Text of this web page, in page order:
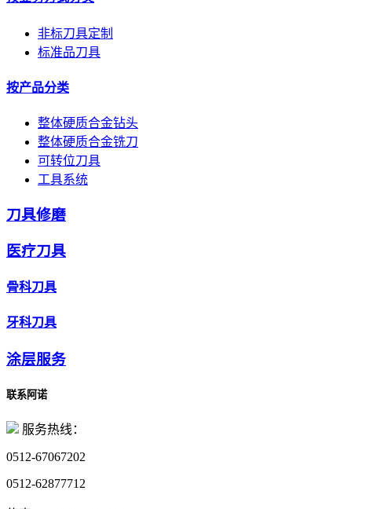
非标刀具定制
标准品刀具
按产品分类
整体硬质合金钻头
整体硬质合金铣刀
可转位刀具
工具系统
刀具修磨
医疗刀具
骨科刀具
牙科刀具
涂层服务
联系阿诺
服务热线：
0512-67067202
0512-62877712